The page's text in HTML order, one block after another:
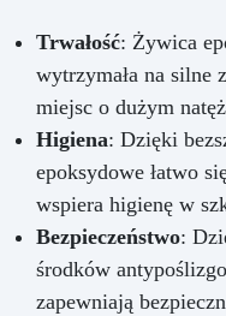
Trwałość: Żywica
wytrzymała na silne
miejsc o dużym
Higiena: Dzięki
epoksydowe łatwo
wspiera higienę w
Bezpieczeństwo:
środków
zapewniają